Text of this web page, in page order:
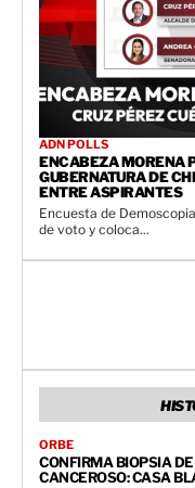
ADN POLLS
ENCABEZA MORENA
GUBERNATURA DE
ENTRE ASPIRANTES
Encuesta de
de voto y coloca...
ORBE
CONFIRMA BIOPSIA
CANCEROSO: CASA